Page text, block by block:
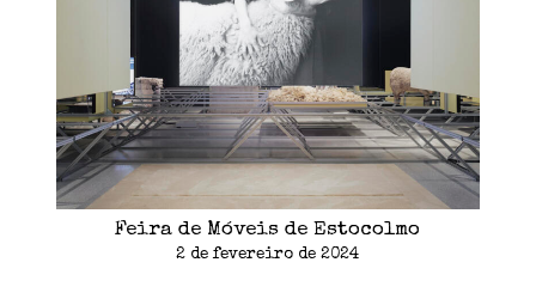
Feira de Móveis de Estocolmo
2 de fevereiro de 2024